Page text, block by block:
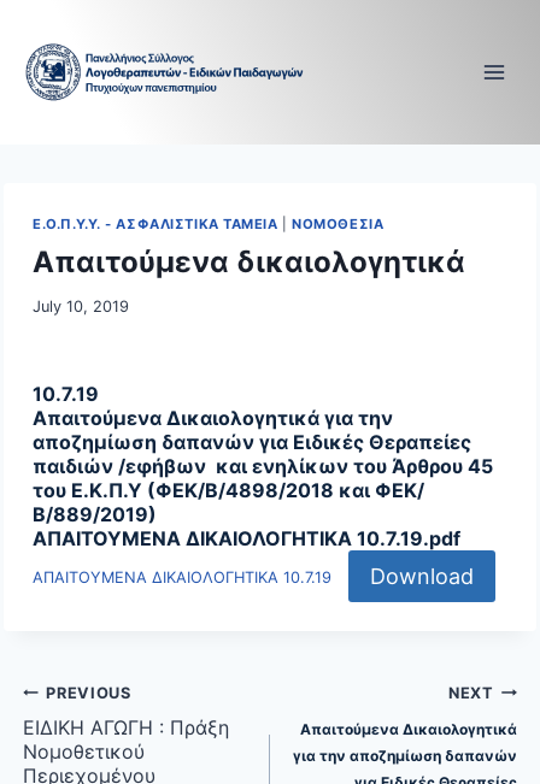
content
Ε.Ο.Π.Υ.Υ. - ΑΣΦΑΛΙΣΤΙΚΑ ΤΑΜΕΙΑ |ΝΟΜΟΘΕΣΙΑ
Απαιτούμενα δικαιολογητικά
July 10, 2019
10.7.19
Απαιτούμενα Δικαιολογητικά για την
αποζημίωση δαπανών για Ειδικές Θεραπείες
παιδιών /εφήβων και ενηλίκων του Άρθρου 45
του Ε.Κ.Π.Υ (ΦΕΚ/Β/4898/2018 και ΦΕΚ/
Β/889/2019)
ΑΠΑΙΤΟΥΜΕΝΑ ΔΙΚΑΙΟΛΟΓΗΤΙΚΑ 10.7.19.pdf
ΑΠΑΙΤΟΥΜΕΝΑ ΔΙΚΑΙΟΛΟΓΗΤΙΚΑ 10.7.19 Download
Post
navigation
PREVIOUS
ΕΙΔΙΚΗ ΑΓΩΓΗ : Πράξη
Νομοθετικού
Περιεχομένου
NEXT
Απαιτούμενα Δικαιολογητικά
για την αποζημίωση δαπανών